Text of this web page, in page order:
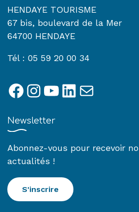
HENDAYE TOURISME
67 bis, boulevard de la Mer
64700 HENDAYE
Tél : 05 59 20 00 34
Facebook
Instagram
YouTube
LinkedIn
E-mail
Newsletter
Abonnez-vous pour recevoir
actualités !
S'inscrire